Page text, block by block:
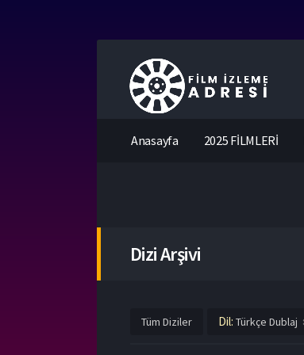
Anasayfa 2025 FİLMLERİ
Dizi Arşivi
Tüm Diziler Dil: Türkçe Dublaj